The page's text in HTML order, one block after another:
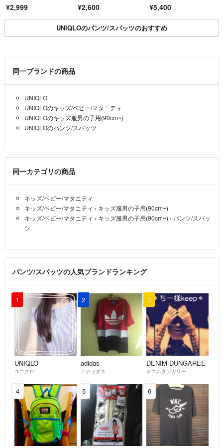
¥2,999 ¥2,600 ¥5,400
UNIQLOのパンツ/スパッツのおすすめ
同一ブランドの商品
UNIQLO
UNIQLOのキッズ/ベビー/マタニティ
UNIQLOのキッズ服男の子用(90cm~)
UNIQLOのパンツ/スパッツ
同一カテゴリの商品
キッズ/ベビー/マタニティ
キッズ/ベビー/マタニティ › キッズ服男の子用(90cm~)
キッズ/ベビー/マタニティ › キッズ服男の子用(90cm~) › パンツ/スパッ
ツ
パンツ/スパッツの人気ブランドランキング
1
UNIQLO
ユニクロ
2
adidas
アディダス
3
DENIM DUNGAREE
デニムダンガリー
4 5 6